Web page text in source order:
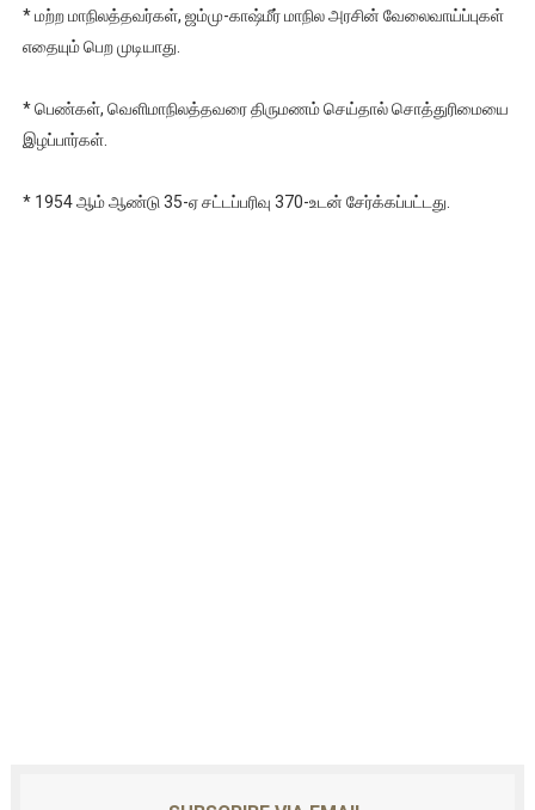
* மற்ற மாநிலத்தவர்கள், ஜம்மு-காஷ்மீர் மாநில அரசின் வேலைவாய்ப்புகள்
எதையும் பெற முடியாது.
* பெண்கள், வெளிமாநிலத்தவரை திருமணம் செய்தால் சொத்துரிமையை
இழப்பார்கள்.
* 1954 ஆம் ஆண்டு 35-ஏ சட்டப்பரிவு 370-உடன் சேர்க்கப்பட்டது.